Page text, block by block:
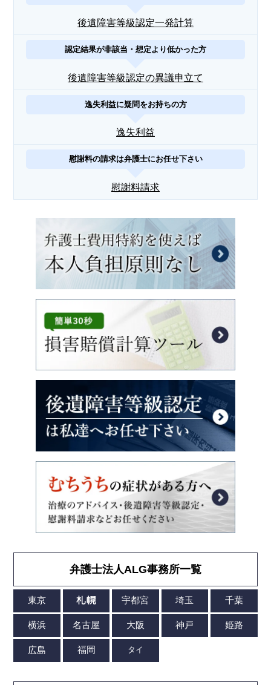
後遺障害等級認定一発計算
認定結果が非該当・想定より低かった方
後遺障害等級認定の異議申立て
逸失利益に疑問をお持ちの方
逸失利益
慰謝料の請求は弁護士にお任せ下さい
慰謝料請求
弁護士法人ALG事務所一覧